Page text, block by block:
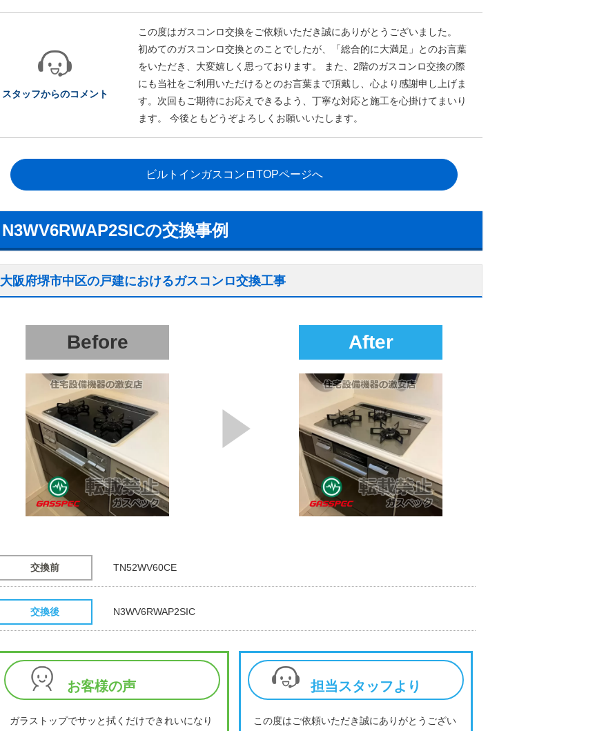
スタッフからのコメント
この度はガスコンロ交換をご依頼いただき誠にありがとうございました。
初めてのガスコンロ交換とのことでしたが、「総合的に大満足」とのお言葉
をいただき、大変嬉しく思っております。 また、2階のガスコンロ交換の際
にも当社をご利用いただけるとのお言葉まで頂戴し、心より感謝申し上げま
す。次回もご期待にお応えできるよう、丁寧な対応と施工を心掛けてまいり
ます。 今後ともどうぞよろしくお願いいたします。
ビルトインガスコンロTOPページへ
N3WV6RWAP2SICの交換事例
大阪府堺市中区の戸建におけるガスコンロ交換工事
Before After
交換前 TN52WV60CE
交換後 N3WV6RWAP2SIC
お客様の声
ガラストップでサッと拭くだけできれいになり
担当スタッフより
この度はご依頼いただき誠にありがとうござい